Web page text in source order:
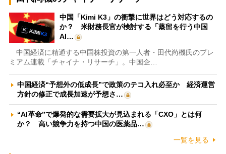
中国「Kimi K3」の衝撃に世界はどう対応するの
か？ 米財務長官が検討する「蒸留を行う中国
AI…
中国経済に精通する中国株投資の第一人者・田代尚機氏のプレ
ミアム連載「チャイナ・リサーチ」。中国企…
中国経済“予想外の低成長”で政策のテコ入れ必至か 経済運営
方針の修正で成長加速が予想さ…
“AI革命”で爆発的な需要拡大が見込まれる「CXO」とは何
か？ 高い競争力を持つ中国の医薬品…
一覧を見る